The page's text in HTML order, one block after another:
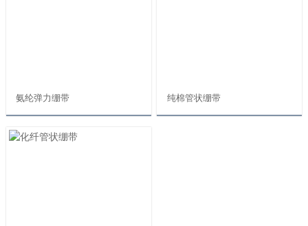
氨纶弹力绷带 纯棉管状绷带